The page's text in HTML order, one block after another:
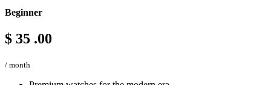
Beginner
$ 35 .00
/ month